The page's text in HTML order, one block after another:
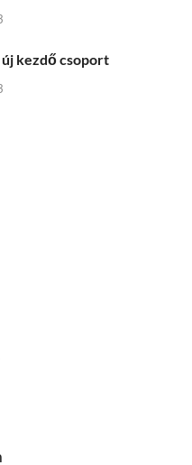
új kezdő csoport